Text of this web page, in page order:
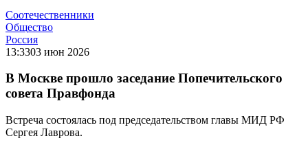
Соотечественники
Общество
Россия
13:3303 июн 2026
В Москве прошло заседание Попечительского
совета Правфонда
Встреча состоялась под председательством главы МИД РФ
Сергея Лаврова.